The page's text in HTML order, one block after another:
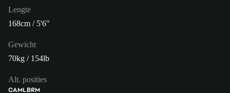
Lengte
168cm / 5'6"
Gewicht
70kg / 154lb
Alt. posities
CAMLBRM